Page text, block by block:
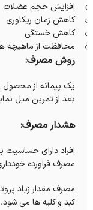
افزایش حجم عضلات
کاهش زمان ریکاوری
کاهش خستگی
محافظت از ماهیچه
روش مصرف:
بعد از تمرین میل
هشدار مصرف:
افراد دارای حساسیت
مصرف فراورده
مصرف مقدار زیاد
کبد و کلیه ها می شود.